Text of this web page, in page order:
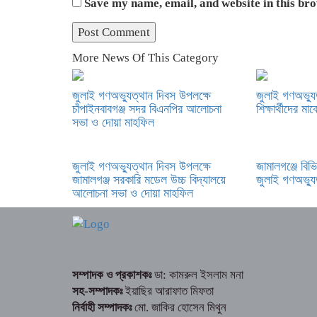
Save my name, email, and website in this
More News Of This Category
জুলাই গণঅভ্যুত্থান দিবস উপলক্ষে
চাঁপাইনবাবগঞ্জ সদর বিএনপির আলোচনা
সভা ও দোয়া মাহফিল
জুলাই
শিক্ষার্থীদের
জুলাই গণঅভ্যুত্থান দিবস উপলক্ষে
জামালগঞ্জ সরকারি মডেল উচ্চ বিদ্যালয়ে
আলোচনা সভা ও দোয়া মাহফিল
জামালগঞ্জে
জুলাই
সম্পাদক ও প্রকাশকঃডা: কামরুল ইসলাম মনা
সহ-সম্পাদকঃইয়াছির আরাফাত মিফতা
নির্বাহী সম্পাদকঃমো. জাকির হোসেন মিথুন